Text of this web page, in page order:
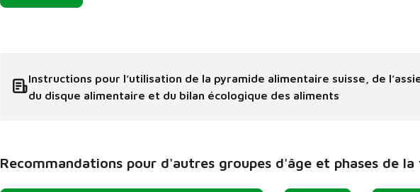
Instructions pour l’utilisation de la pyramide alimentaire suisse, de
du disque alimentaire et du bilan écologique des aliments
Recommandations pour d'autres groupes d'âge et phases de la